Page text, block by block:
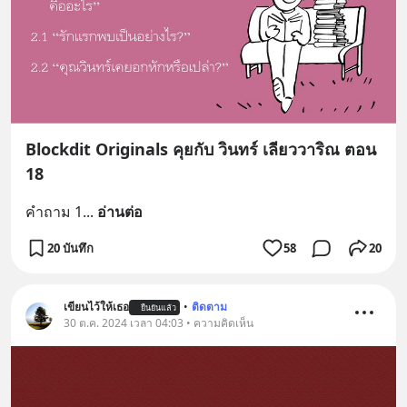
Blockdit Originals คุยกับ วินทร์ เลียววาริณ ตอน
18
คำถาม 1... อ่านต่อ
20 บันทึก 58 20
เขียนไว้ให้เธอ ยืนยันแล้ว • ติดตาม
30 ต.ค. 2024 เวลา 04:03 • ความคิดเห็น